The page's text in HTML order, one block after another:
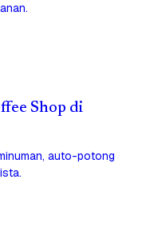
Shop di
auto-potong